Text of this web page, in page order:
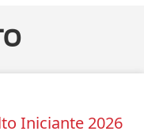
Iniciante 2026